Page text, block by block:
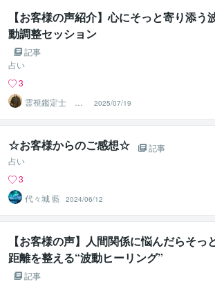
【お客様の声紹介】心にそっと寄り添う
動調整セッション
記事
占い
3
霊視鑑定士 月
詠
2025/07/19
☆お客様からのご感想☆
記事
占い
3
代々城 藍 2024/06/12
【お客様の声】人間関係に悩んだらそっ
距離を整える“波動ヒーリング”
記事